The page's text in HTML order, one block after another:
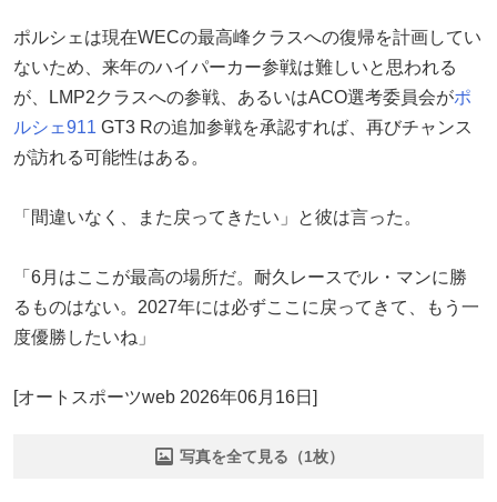
ポルシェは現在WECの最高峰クラスへの復帰を計画してい
ないため、来年のハイパーカー参戦は難しいと思われる
が、LMP2クラスへの参戦、あるいはACO選考委員会がポ
ルシェ911 GT3 Rの追加参戦を承認すれば、再びチャンス
が訪れる可能性はある。
「間違いなく、また戻ってきたい」と彼は言った。
「6月はここが最高の場所だ。耐久レースでル・マンに勝
るものはない。2027年には必ずここに戻ってきて、もう一
度優勝したいね」
[オートスポーツweb 2026年06月16日]
写真を全て見る（1枚）